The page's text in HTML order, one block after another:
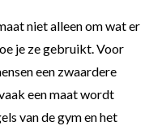
niet alleen om wat er
je ze gebruikt. Voor
een zwaardere
een maat wordt
van de gym en het